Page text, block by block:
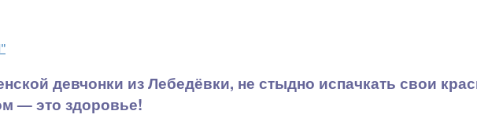
девчонки из Лебедёвки, не стыдно испачкать свои
— это здоровье!